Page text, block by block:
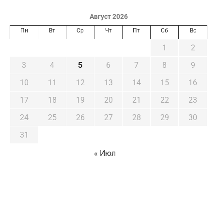
Август 2026
Пн Вт Ср Чт Пт Сб Вс
1
2
3
4 5 6 7 8
9
10
11 12 13 14 15
16
17
18 19 20 21 22
23
24
25 26 27 28 29
30
31
« Июл